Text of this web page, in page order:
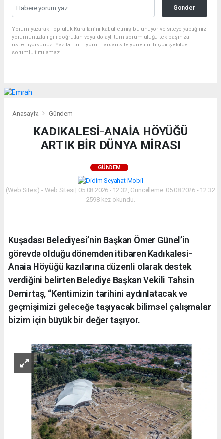
Gonder
Yorum yazarak Topluluk Kuralları’nı kabul etmiş bulunuyor ve siteye yaptığınız
yorumunuzla ilgili doğrudan veya dolaylı tüm sorumluluğu tek başınıza
üstleniyorsunuz. Yazılan tüm yorumlardan site yönetimi hiçbir şekilde
sorumlu tutulamaz.
Anasayfa Gündem
KADIKALESİ-ANAİA HÖYÜĞÜ
ARTIK BİR DÜNYA MİRASI
GÜNDEM
(Web Sitesi) - Web Sitesi | 05.08.2026 - 12:32, Güncelleme: 05.08.2026 - 12:32
2598 kez okundu.
Kuşadası Belediyesi’nin Başkan Ömer Günel’in
görevde olduğu dönemden itibaren Kadıkalesi-
Anaia Höyüğü kazılarına düzenli olarak destek
verdiğini belirten Belediye Başkan Vekili Tahsin
Demirtaş, “Kentimizin tarihini aydınlatacak ve
geçmişimizi geleceğe taşıyacak bilimsel çalışmalar
bizim için büyük bir değer taşıyor.